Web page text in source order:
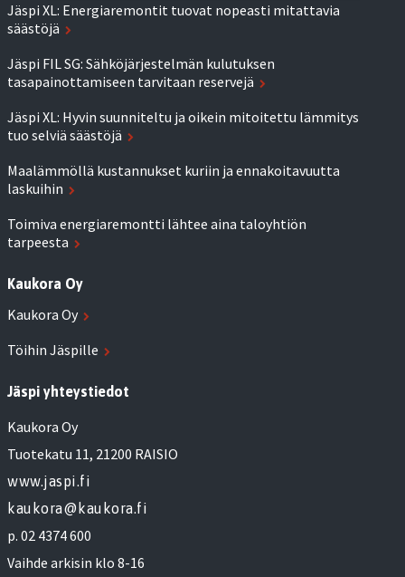
Jäspi XL: Energiaremontit tuovat nopeasti mitattavia
säästöjä
Jäspi FIL SG: Sähköjärjestelmän kulutuksen
tasapainottamiseen tarvitaan reservejä
Jäspi XL: Hyvin suunniteltu ja oikein mitoitettu lämmitys
tuo selviä säästöjä
Maalämmöllä kustannukset kuriin ja ennakoitavuutta
laskuihin
Toimiva energiaremontti lähtee aina taloyhtiön
tarpeesta
Kaukora Oy
Kaukora Oy
Töihin Jäspille
Jäspi yhteystiedot
Kaukora Oy
Tuotekatu 11, 21200 RAISIO
www.jaspi.fi
kaukora@kaukora.fi
p. 02 4374 600
Vaihde arkisin klo 8-16